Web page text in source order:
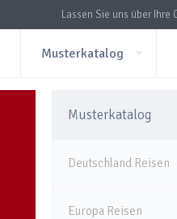
Lassen Sie uns über Ihre
Musterkatalog
Musterkatalog
Deutschland Reisen
Europa Reisen